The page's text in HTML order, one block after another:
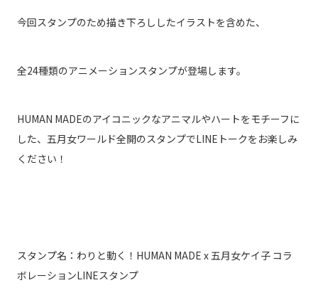
今回スタンプのため描き下ろししたイラストを含めた、
全24種類のアニメーションスタンプが登場します。
HUMAN MADEのアイコニックなアニマルやハートをモチーフに
した、五月女ワールド全開のスタンプでLINEトークをお楽しみ
ください！
スタンプ名：わりと動く！HUMAN MADE x 五月女ケイ子 コラ
ボレーションLINEスタンプ